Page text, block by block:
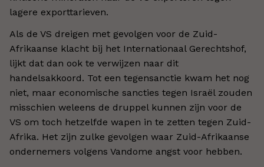
lagere exporttarieven.
Als de VS dreigen met gevolgen voor de Zuid-
Afrikaanse klacht bij het Internationaal Gerechtshof,
lijkt dat dan ook te verwijzen naar dit
handelsakkoord. Tot een tegensanctie kwam het nog
niet, maar economische sancties tegen Israël zouden
misschien weleens de druppel kunnen zijn voor de
VS om toch hetzelfde wapen in te zetten tegen Zuid-
Afrika. Het zijn zulke gevolgen waar Zuid-Afrikaanse
ondernemers volgens Vandome angst voor hebben.